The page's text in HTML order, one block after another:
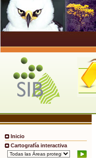
Inicio
Cartografía interactiva